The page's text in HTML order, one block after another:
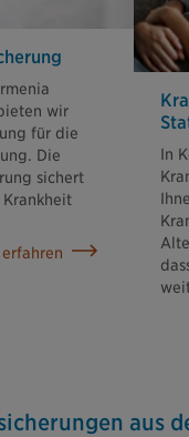
wir
für die
Die
sichert
erfahren
In
aus